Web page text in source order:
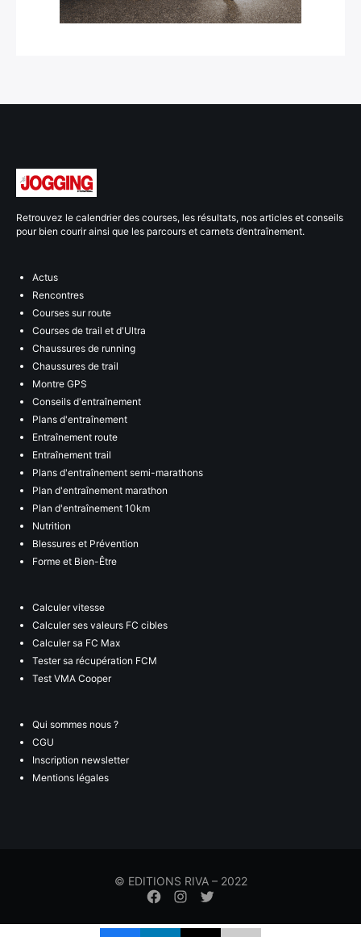
Retrouvez le calendrier des courses, les résultats, nos articles et conseils
pour bien courir ainsi que les parcours et carnets d’entraînement.
Actus
Rencontres
Courses sur route
Courses de trail et d'Ultra
Chaussures de running
Chaussures de trail
Montre GPS
Conseils d'entraînement
Plans d'entraînement
Entraînement route
Entraînement trail
Plans d'entraînement semi-marathons
Plan d'entraînement marathon
Plan d'entraînement 10km
Nutrition
Blessures et Prévention
Forme et Bien-Être
Calculer vitesse
Calculer ses valeurs FC cibles
Calculer sa FC Max
Tester sa récupération FCM
Test VMA Cooper
Qui sommes nous ?
CGU
Inscription newsletter
Mentions légales
© EDITIONS RIVA – 2022
Élément
menude
de